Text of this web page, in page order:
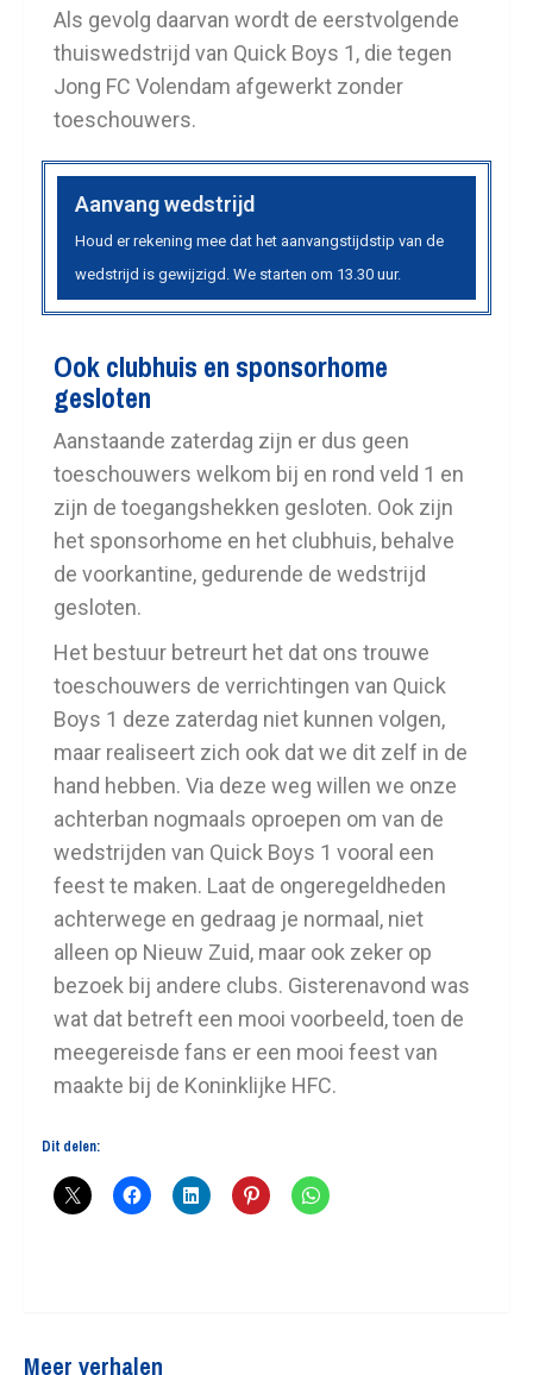
Als gevolg daarvan wordt de eerstvolgende
thuiswedstrijd van Quick Boys 1, die tegen
Jong FC Volendam afgewerkt zonder
toeschouwers.
Aanvang wedstrijd
Houd er rekening mee dat het aanvangstijdstip van de
wedstrijd is gewijzigd. We starten om 13.30 uur.
Ook clubhuis en sponsorhome
gesloten
Aanstaande zaterdag zijn er dus geen
toeschouwers welkom bij en rond veld 1 en
zijn de toegangshekken gesloten. Ook zijn
het sponsorhome en het clubhuis, behalve
de voorkantine, gedurende de wedstrijd
gesloten.
Het bestuur betreurt het dat ons trouwe
toeschouwers de verrichtingen van Quick
Boys 1 deze zaterdag niet kunnen volgen,
maar realiseert zich ook dat we dit zelf in de
hand hebben. Via deze weg willen we onze
achterban nogmaals oproepen om van de
wedstrijden van Quick Boys 1 vooral een
feest te maken. Laat de ongeregeldheden
achterwege en gedraag je normaal, niet
alleen op Nieuw Zuid, maar ook zeker op
bezoek bij andere clubs. Gisterenavond was
wat dat betreft een mooi voorbeeld, toen de
meegereisde fans er een mooi feest van
maakte bij de Koninklijke HFC.
Dit delen:
Meer verhalen